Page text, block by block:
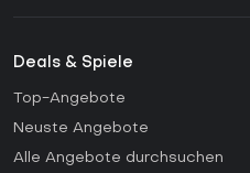
Deals & Spiele
Top-Angebote
Neuste Angebote
Alle Angebote durchsuchen